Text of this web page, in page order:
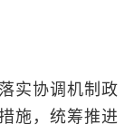
实协调机制政
施，统筹推进